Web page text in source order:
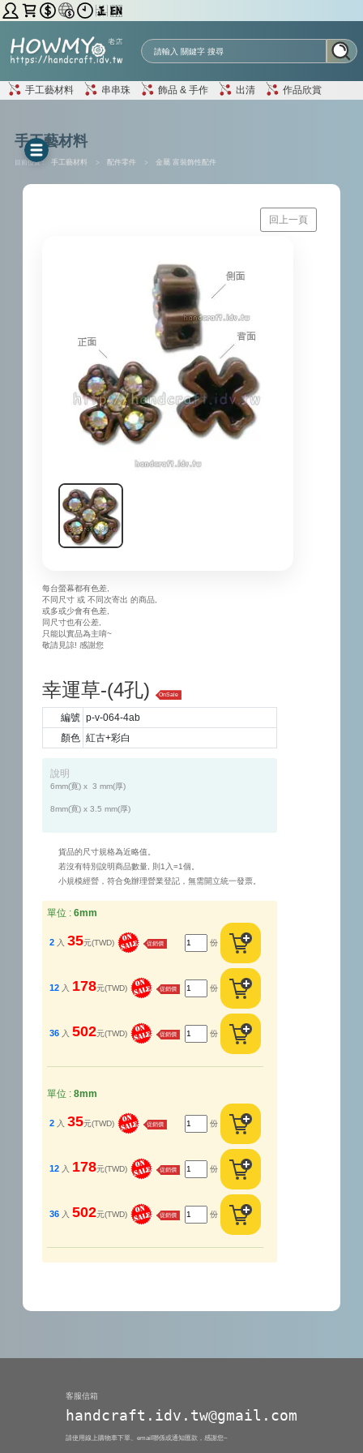
手工藝材料 串串珠 飾品 & 手作 出清 作品欣賞
手工藝材料
目前位置 : 手工藝材料 > 配件零件 > 金屬 富裝飾性配件
回上一頁
每台螢幕都有色差,
不同尺寸 或 不同次寄出 的商品,
或多或少會有色差,
同尺寸也有公差,
只能以實品為主唷~
敬請見諒! 感謝您
幸運草-(4孔) OnSale
編號 p-v-064-4ab
顏色 紅古+彩白
說明
6mm(寛) x  3 mm(厚)
8mm(寛) x 3.5 mm(厚)
貨品的尺寸規格為近略值。
若沒有特別說明商品數量, 則1入=1個。
小規模經營，符合免辦理營業登記，無需開立統一發票。
單位 : 6mm
2 入 35元(TWD) 促銷價 份
12 入 178元(TWD) 促銷價 份
36 入 502元(TWD) 促銷價 份
單位 : 8mm
2 入 35元(TWD) 促銷價 份
12 入 178元(TWD) 促銷價 份
36 入 502元(TWD) 促銷價 份
客服信箱
handcraft.idv.tw@gmail.com
請使用線上購物車下單、email聯係或通知匯款，感謝您~